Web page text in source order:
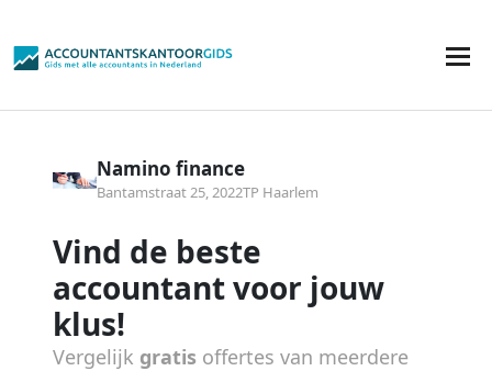
Namino finance
Bantamstraat 25, 2022TP Haarlem
Vind de beste
accountant voor jouw
klus!
Vergelijk gratis offertes van meerdere